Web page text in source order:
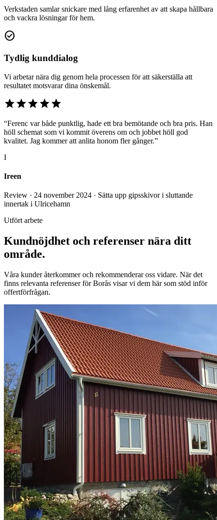
Verkstaden samlar snickare med lång erfarenhet av att skapa hållbara
och vackra lösningar för hem.
check_circle
Tydlig kunddialog
Vi arbetar nära dig genom hela processen för att säkerställa att
resultatet motsvarar dina önskemål.
starstarstarstarstar
“Ferenc var både punktlig, hade ett bra bemötande och bra pris. Han
höll schemat som vi kommit överens om och jobbet höll god
kvalitet. Jag kommer att anlita honom fler gånger.”
I
Ireen
Review · 24 november 2024 · Sätta upp gipsskivor i sluttande
innertak i Ulricehamn
Utfört arbete
Kundnöjdhet och referenser nära ditt
område.
Våra kunder återkommer och rekommenderar oss vidare. När det
finns relevanta referenser för Borås visar vi dem här som stöd inför
offertförfrågan.